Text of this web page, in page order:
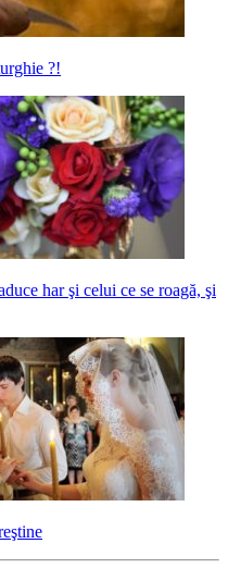
?!
har şi celui ce se roagă, şi